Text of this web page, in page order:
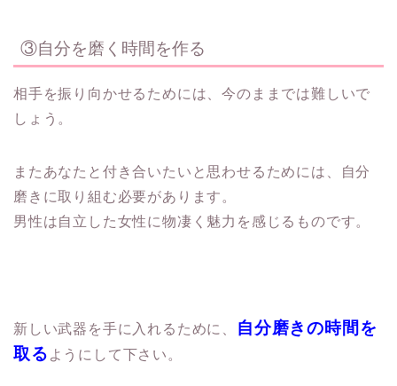
③自分を磨く時間を作る
相手を振り向かせるためには、今のままでは難しいで
しょう。
またあなたと付き合いたいと思わせるためには、
自分
磨きに取り組む必要があります。
男性は自立した女性に物凄く魅力を感じるものです。
新しい武器を手に入れるために、
自分磨きの時間を
取る ようにして下さい。